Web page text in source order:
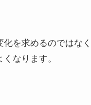
化を求めるのではな
なります。